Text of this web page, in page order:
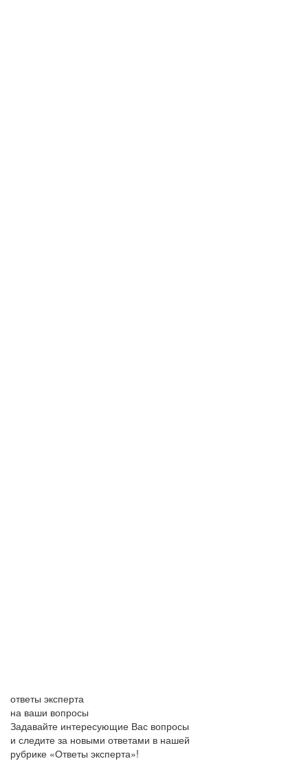
ответы эксперта
на ваши вопросы
Задавайте интересующие Вас вопросы
и следите за новыми ответами в нашей
рубрике «Ответы эксперта»!